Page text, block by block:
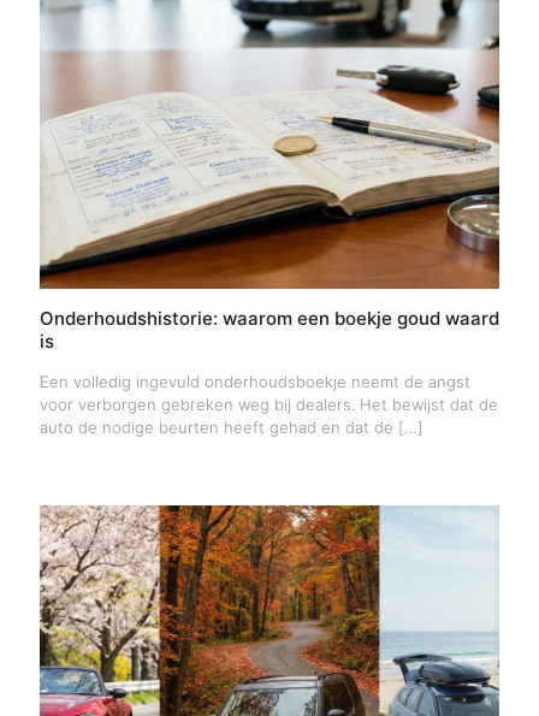
Onderhoudshistorie: waarom een boekje goud waard
is
Een volledig ingevuld onderhoudsboekje neemt de angst
voor verborgen gebreken weg bij dealers. Het bewijst dat de
auto de nodige beurten heeft gehad en dat de […]